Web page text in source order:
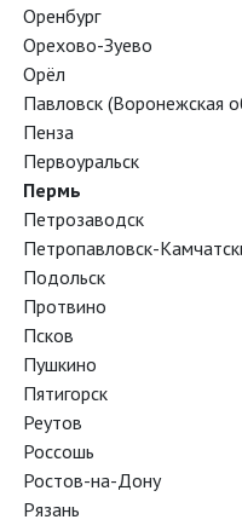
центре.Современное
модернизма.
мест.
Оренбург
Орехово-Зуево
Орёл
Павловск (Воронежская
Пенза
Первоуральск
Пермь
Петрозаводск
Петропавловск-
Подольск
Протвино
Псков
Пушкино
Пятигорск
Реутов
Россошь
Ростов-на-Дону
Рязань